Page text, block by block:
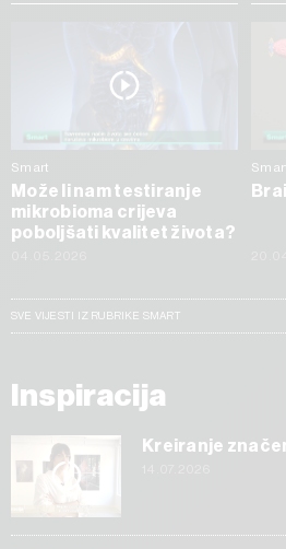
Smart
Može li nam testiranje
mikrobioma crijeva
poboljšati kvalitet života?
SVE VIJESTI IZ RUBRIKE SMART
Inspiracija
Kreiranje